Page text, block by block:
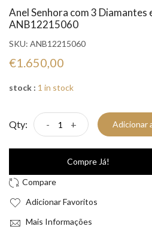
Anel Senhora com 3 Diamantes
ANB12215060
SKU: ANB12215060
€1.650,00
stock : 1 in stock
Qty: - + Adicionar
Compre Já!
Adicionar Favoritos
Mais Informações